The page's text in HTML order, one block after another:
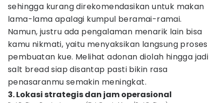
sehingga kurang direkomendasikan untuk makan
lama-lama apalagi kumpul beramai-ramai.
Namun, justru ada pengalaman menarik lain bisa
kamu nikmati, yaitu menyaksikan langsung proses
pembuatan kue. Melihat adonan diolah hingga jadi
salt bread siap disantap pasti bikin rasa
penasaranmu semakin meningkat.
3. Lokasi strategis dan jam operasional